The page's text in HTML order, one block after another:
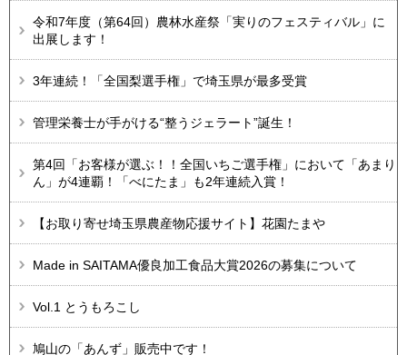
令和7年度（第64回）農林水産祭「実りのフェスティバル」に
出展します！
3年連続！「全国梨選手権」で埼玉県が最多受賞
管理栄養士が手がける“整うジェラート”誕生！
第4回「お客様が選ぶ！！全国いちご選手権」において「あまり
ん」が4連覇！「べにたま」も2年連続入賞！
【お取り寄せ埼玉県農産物応援サイト】花園たまや
Made in SAITAMA優良加工食品大賞2026の募集について
Vol.1 とうもろこし
鳩山の「あんず」販売中です！